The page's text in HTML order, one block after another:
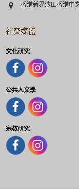
Address
香港新界沙田香港中
社交媒體
文化研究
公共人文學
宗教研究